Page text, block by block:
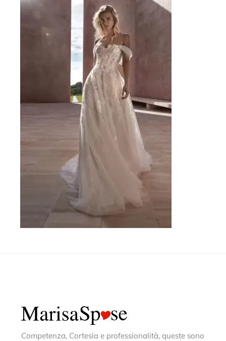
Competenza, Cortesia e professionalità, queste sono